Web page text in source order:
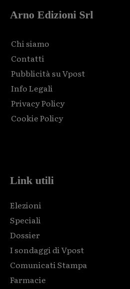
Arno Edizioni Srl
Chi siamo
Contatti
Pubblicità su Vpost
Info Legali
Privacy Policy
Cookie Policy
Link utili
Elezioni
Speciali
Dossier
I sondaggi di Vpost
Comunicati Stampa
Farmacie